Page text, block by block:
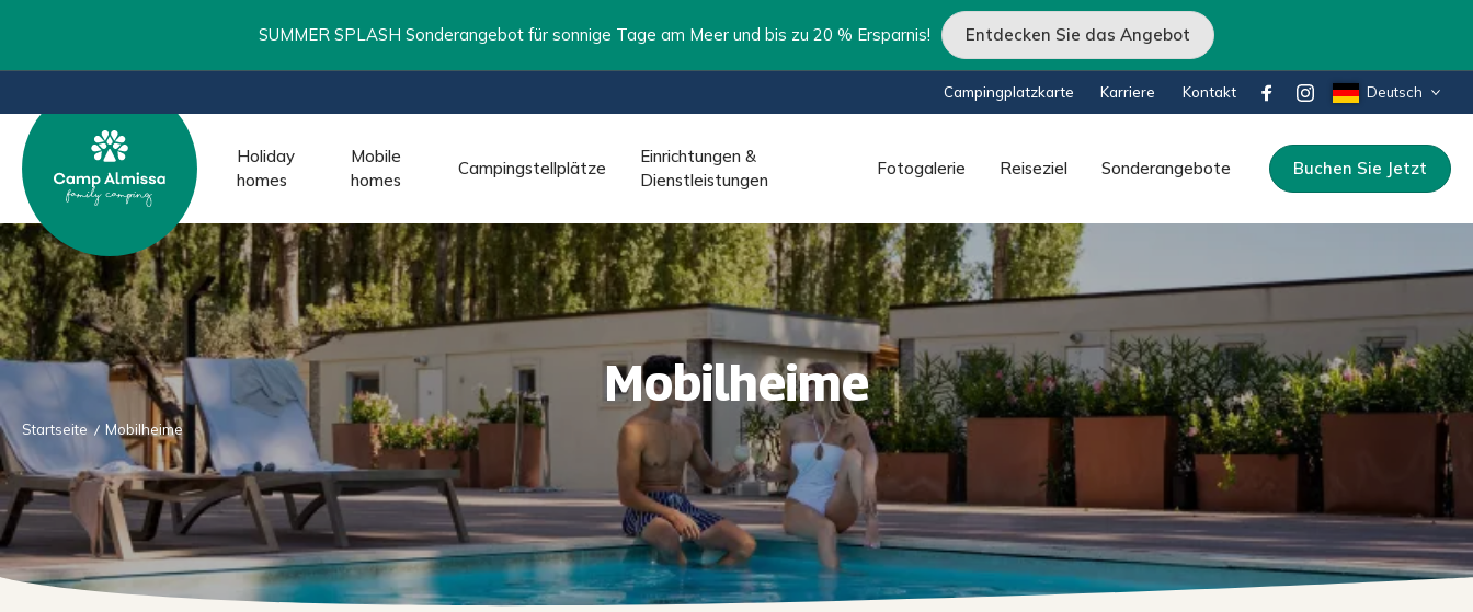
SUMMER SPLASH Sonderangebot für sonnige Tage am Meer und bis zu 20 % Ersparnis! Entdecken Sie das Angebot
Campingplatzkarte Karriere Kontakt Deutsch
Holiday
homes
Mobile
homes
Campingstellplätze
Einrichtungen &
Dienstleistungen
Fotogalerie Reiseziel Sonderangebote Buchen Sie Jetzt
Mobilheime
Startseite Mobilheime